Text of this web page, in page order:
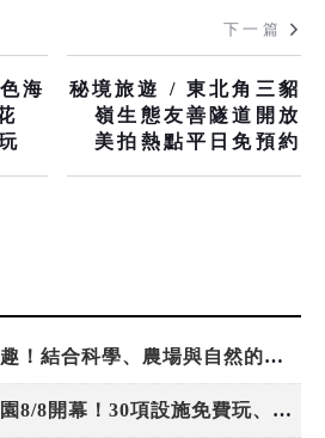
海
下一篇
秘境旅遊 / 東北角三貂
嶺生態友善隧道開放
美拍熱點平日免預約
嘉義鹿草夏日探索趣！結合科學、農場與自然的親子小旅行
高雄最大親子遊樂園8/8開幕！30項設施免費玩、YOYO家族嗨翻暑假